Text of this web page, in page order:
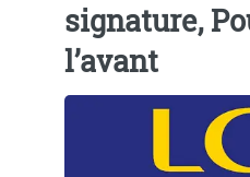
signature,
l’avant